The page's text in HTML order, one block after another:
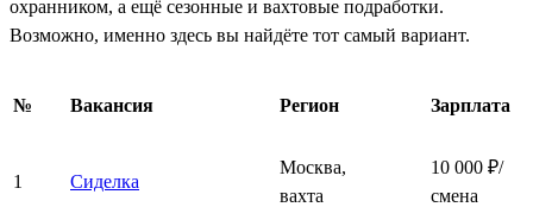
охранником, а ещё сезонные и вахтовые подработки.
Возможно, именно здесь вы найдёте тот самый вариант.
№ Вакансия Регион Зарплата
1 Сиделка
Москва,
вахта
10 000 ₽/
смена